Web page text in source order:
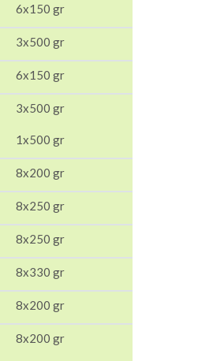
6x150 gr
3x500 gr
6x150 gr
3x500 gr
1x500 gr
8x200 gr
8x250 gr
8x250 gr
8x330 gr
8x200 gr
8x200 gr